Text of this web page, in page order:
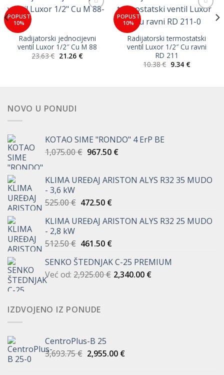
POPUST
10%
Radijatorski jednocijevni
ventil Luxor 1/2″ Cu M 88
23.63€ Izvorna
21.26 €Trenutna
POPUST
10%
Wishlist
Radijatorski termostatski
ventil Luxor 1/2″ Cu ravni
RD 211
10.38€ Izvorna
10.38 €.
9.34 €Trenutna
NOVO U PONUDI
KOTAO SIME "RONDO" 4 ErP BE
1,075.00€ Izvorna
je:
967.50 €Trenutna
967.50 €.
KLIMA UREĐAJ ARISTON ALYS R32 35 MUDO
- 3,6 kW
525.00€ Izvorna
bila
525.00 €.
472.50 €Trenutna
je:
KLIMA UREĐAJ ARISTON ALYS R32 25 MUDO
- 2,8 kW
512.50€ Izvorna
bila
je:
461.50 €Trenutna
je:
461.50 €.
SENKO ŠTEDNJAK C-25 PREMIUM
Već od: 2,925.00€ 2,340.00 €
IZDVOJENO IZ PONUDE
CentroPlus-B 25
3,693.75€ Izvorna
2,955.00 €Trenutna